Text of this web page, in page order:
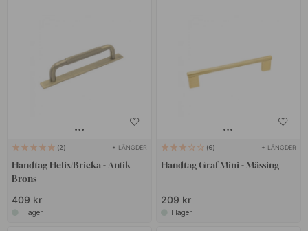
2 + LÄNGDER
Handtag Helix/Bricka - Antik
Brons
409 kr
I lager
6 + LÄNGDER
Handtag Graf Mini - Mässing
209 kr
I lager